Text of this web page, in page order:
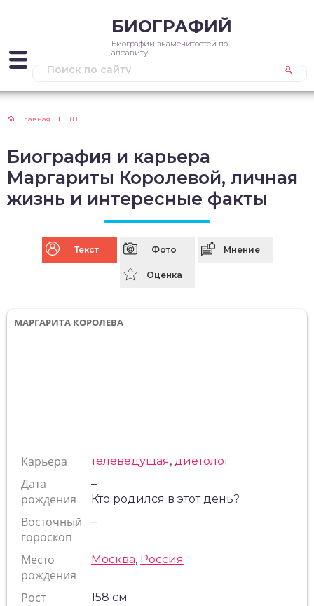
БИОГРАФИЙ
Биографии знаменитостей по
алфавиту
Главная ТВ
Биография и карьера
Маргариты Королевой, личная
жизнь и интересные факты
Текст Фото Мнение
Оценка
МАРГАРИТА КОРОЛЕВА
Карьера телеведущая, диетолог
Дата
рождения
–
Кто родился в этот день?
Восточный
гороскоп
–
Место
рождения
Москва, Россия
Рост 158 см